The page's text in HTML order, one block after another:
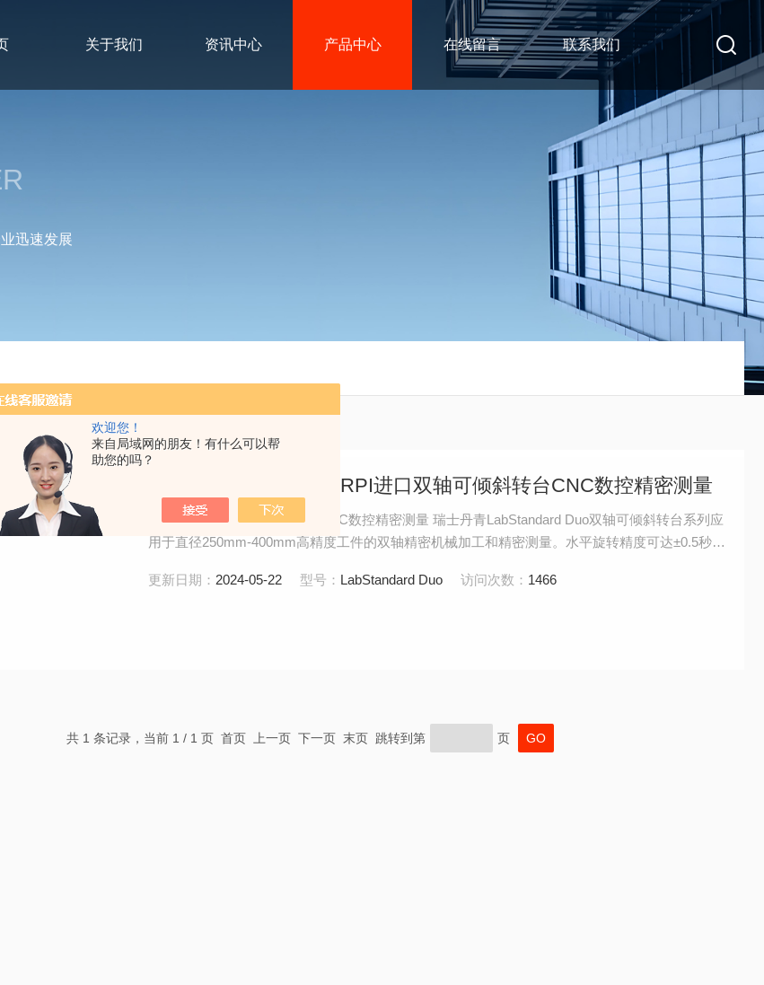
欢迎您！
来自局域网的朋友！有什么可以帮
助您的吗？
关于我们 资讯中心 产品中心 在线留言 联系我们
迅速发展
LabStandard Duo英国RPI进口双轴可倾斜转台CNC数控精密测量
英国RPI进口双轴可倾斜转台CNC数控精密测量 瑞士丹青LabStandard Duo双轴可倾斜转台系列应
用于直径250mm-400mm高精度工件的双轴精密机械加工和精密测量。水平旋转精度可达±0.5秒，
更新日期： 2024-05-22 型号： LabStandard Duo 访问次数： 1466
共 1 条记录，当前 1 / 1 页 首页 上一页 下一页 末页 跳转到第 页